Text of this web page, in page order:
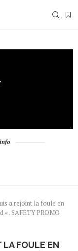
a rejoint la foule en
. SAFETY PROMO
LA FOULE EN